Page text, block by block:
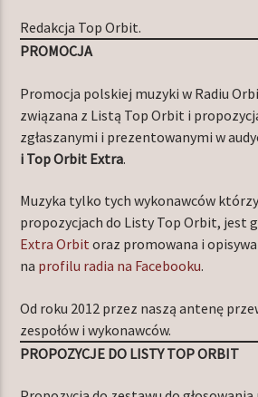
Redakcja Top Orbit.
PROMOCJA
Promocja polskiej muzyki w Radiu
związana z Listą Top Orbit i
zgłaszanymi i prezentowanymi w
i Top Orbit Extra.
Muzyka tylko tych wykonawców
propozycjach do Listy Top Orbit, jest
Extra Orbit oraz promowana i
na profilu radia na Facebooku.
Od roku 2012 przez naszą antenę
zespołów i wykonawców.
PROPOZYCJE DO LISTY TOP ORBIT